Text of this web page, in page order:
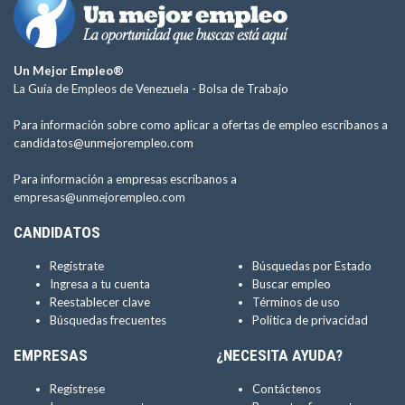
Un Mejor Empleo®
La Guía de Empleos de Venezuela - Bolsa de Trabajo
Para información sobre como aplicar a ofertas de empleo escríbanos a
candidatos@unmejorempleo.com
Para información a empresas escríbanos a
empresas@unmejorempleo.com
CANDIDATOS
Regístrate
Ingresa a tu cuenta
Reestablecer clave
Búsquedas frecuentes
Búsquedas por Estado
Buscar empleo
Términos de uso
Política de privacidad
EMPRESAS
Regístrese
¿NECESITA AYUDA?
Contáctenos